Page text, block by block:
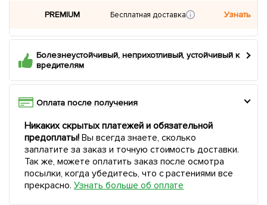
PREMIUM Бесплатная доставка Узнать
Болезнеустойчивый, неприхотливый, устойчивый к
вредителям
Оплата после получения
Никаких скрытых платежей и обязательной
предоплаты!Вы всегда знаете, сколько
заплатите за заказ и точную стоимость доставки.
Так же, можете оплатить заказ после осмотра
посылки, когда убедитесь, что с растениями все
прекрасно. Узнать больше об оплате